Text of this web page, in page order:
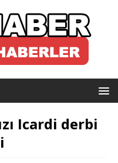
Icardi derbi